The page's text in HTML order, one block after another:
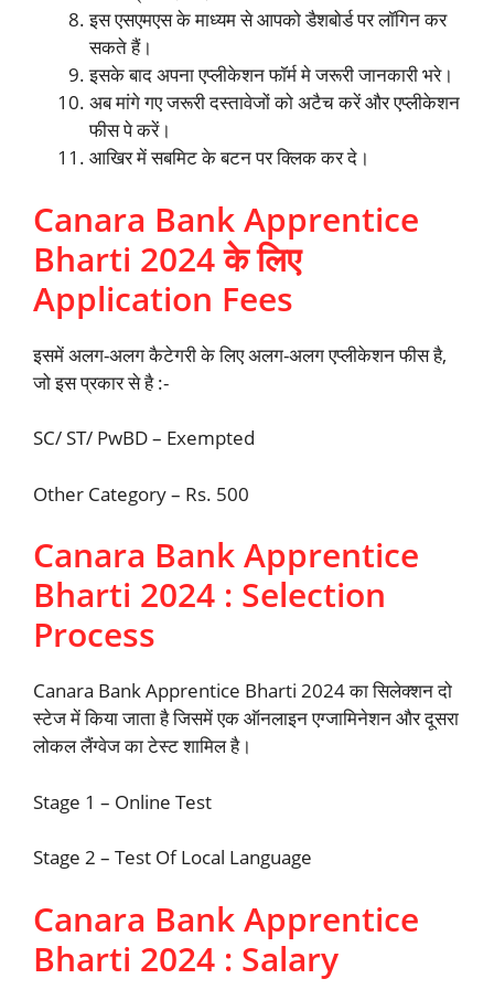
इस एसएमएस के माध्यम से आपको डैशबोर्ड पर लॉगिन कर
सकते हैं।
इसके बाद अपना एप्लीकेशन फॉर्म मे जरूरी जानकारी भरे।
अब मांगे गए जरूरी दस्तावेजों को अटैच करें और एप्लीकेशन
फीस पे करें।
आखिर में सबमिट के बटन पर क्लिक कर दे।
Canara Bank Apprentice
Bharti 2024 के लिए
Application Fees
इसमें अलग-अलग कैटेगरी के लिए अलग-अलग एप्लीकेशन फीस है,
जो इस प्रकार से है :-
SC/ ST/ PwBD – Exempted
Other Category – Rs. 500
Canara Bank Apprentice
Bharti 2024 : Selection
Process
Canara Bank Apprentice Bharti 2024 का सिलेक्शन दो
स्टेज में किया जाता है जिसमें एक ऑनलाइन एग्जामिनेशन और दूसरा
लोकल लैंग्वेज का टेस्ट शामिल है।
Stage 1 – Online Test
Stage 2 – Test Of Local Language
Canara Bank Apprentice
Bharti 2024 : Salary